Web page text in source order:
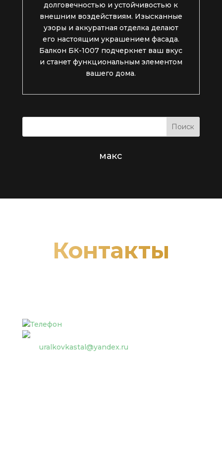
долговечностью и устойчивостью к
внешним воздействиям. Изысканные
узоры и аккуратная отделка делают
его настоящим украшением фасада.
Балкон БК-1007 подчеркнет ваш вкус
и станет функциональным элементом
вашего дома.
макс
Контакты
uralkovkastal@yandex.ru